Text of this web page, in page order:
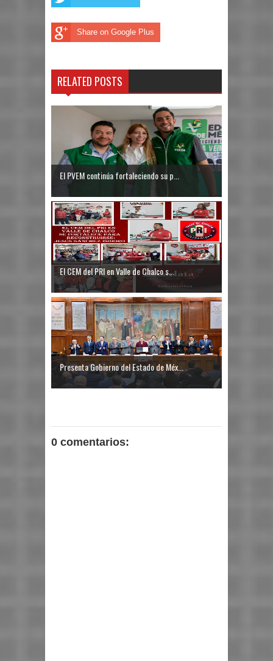
Share on Google Plus
RELATED POSTS
El PVEM continúa fortaleciendo su p...
El CEM del PRI en Valle de Chalco s...
Presenta Gobierno del Estado de Méx...
0 comentarios: